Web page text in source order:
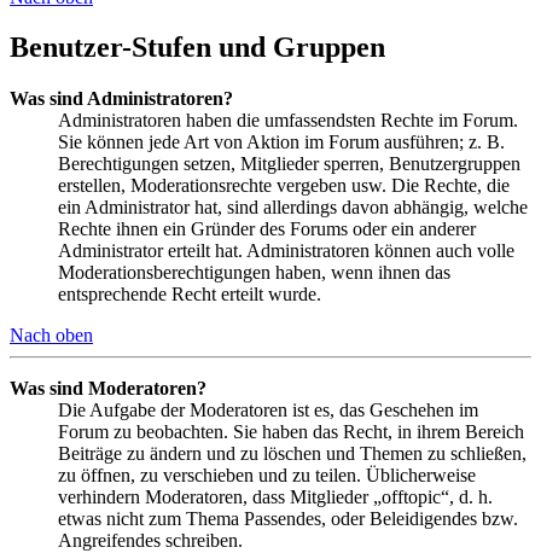
Benutzer-Stufen und Gruppen
Was sind Administratoren?
Administratoren haben die umfassendsten Rechte im Forum.
Sie können jede Art von Aktion im Forum ausführen; z. B.
Berechtigungen setzen, Mitglieder sperren, Benutzergruppen
erstellen, Moderationsrechte vergeben usw. Die Rechte, die
ein Administrator hat, sind allerdings davon abhängig, welche
Rechte ihnen ein Gründer des Forums oder ein anderer
Administrator erteilt hat. Administratoren können auch volle
Moderationsberechtigungen haben, wenn ihnen das
entsprechende Recht erteilt wurde.
Nach oben
Was sind Moderatoren?
Die Aufgabe der Moderatoren ist es, das Geschehen im
Forum zu beobachten. Sie haben das Recht, in ihrem Bereich
Beiträge zu ändern und zu löschen und Themen zu schließen,
zu öffnen, zu verschieben und zu teilen. Üblicherweise
verhindern Moderatoren, dass Mitglieder „offtopic“, d. h.
etwas nicht zum Thema Passendes, oder Beleidigendes bzw.
Angreifendes schreiben.